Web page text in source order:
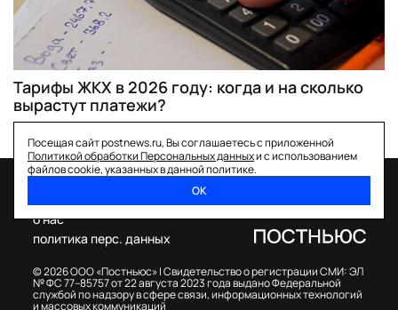
Тарифы ЖКХ в 2026 году: когда и на сколько
вырастут платежи?
Посещая сайт postnews.ru, Вы соглашаетесь с приложенной
Политикой обработки Персональных данныхи с использованием
файлов cookie, указанных в данной политике.
ОК
© 2026 ООО «Постньюс» |Свидетельство о регистрации СМИ: ЭЛ
№ ФС 77–85757 от 22 августа 2023 года выдано Федеральной
службой по надзору в сфере связи, информационных технологий
и массовых коммуникаций
о нас
политика перс. данных